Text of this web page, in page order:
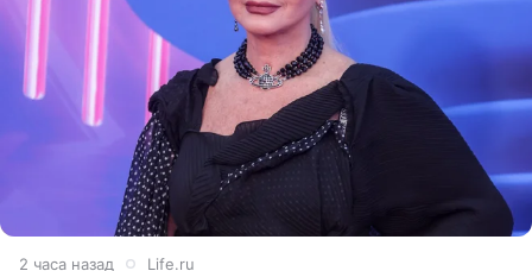
2 часа назад Life.ru